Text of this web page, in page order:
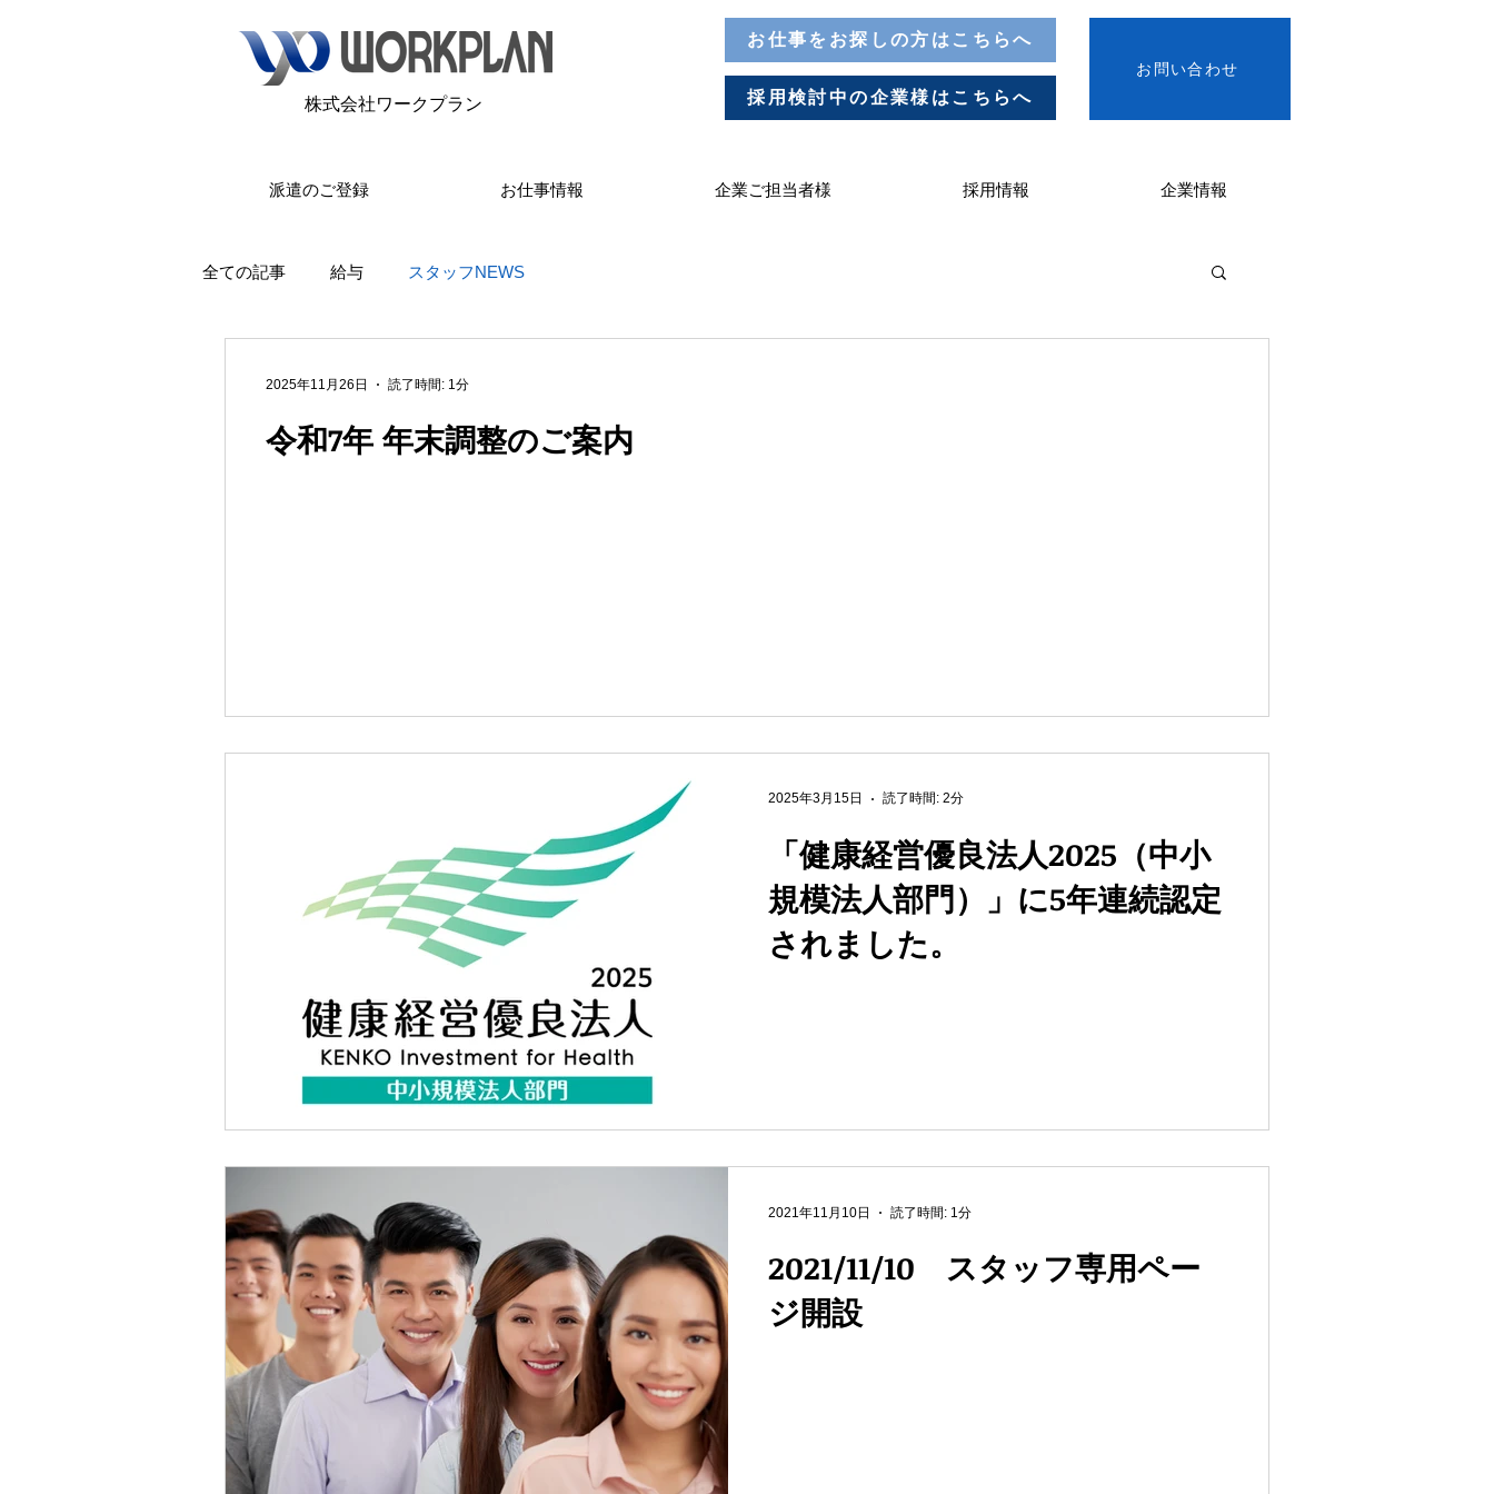
​株式会社ワークプラン
お仕事をお探しの方はこちらへ
採用検討中の企業様はこちらへ
お問い合わせ
派遣のご登録 お仕事情報 企業ご担当者様 採用情報 企業情報
全ての記事 給与 スタッフNEWS
令和7年 年末調整のご案内
2025年11月26日 読了時間: 1分
「健康経営優良法人2025（中小
規模法人部門）」に5年連続認定
されました。
2025年3月15日 読了時間: 2分
2021/11/10 スタッフ専用ペー
ジ開設
2021年11月10日 読了時間: 1分